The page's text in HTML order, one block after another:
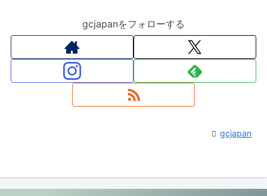
gcjapanをフォローする
gcjapan